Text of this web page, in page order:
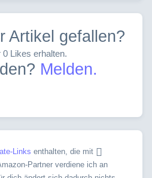
Artikel gefallen?
Likes erhalten.
Melden.
Links enthalten, die mit
Partner verdiene ich an